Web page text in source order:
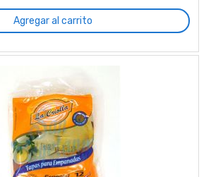
Agregar al carrito